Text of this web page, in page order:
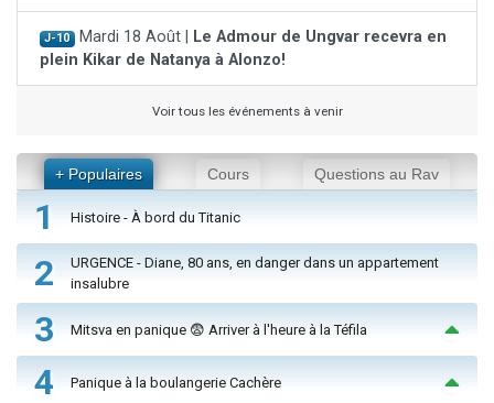
J-10 Mardi 18 Août |
Le Admour de Ungvar recevra en
plein Kikar de Natanya à Alonzo!
Voir tous les événements à venir
+ Populaires Cours Questions au Rav
1 Histoire - À bord du Titanic
2
URGENCE - Diane, 80 ans, en danger dans un appartement
insalubre
3 Mitsva en panique 😨 Arriver à l'heure à la Téfila
4 Panique à la boulangerie Cachère